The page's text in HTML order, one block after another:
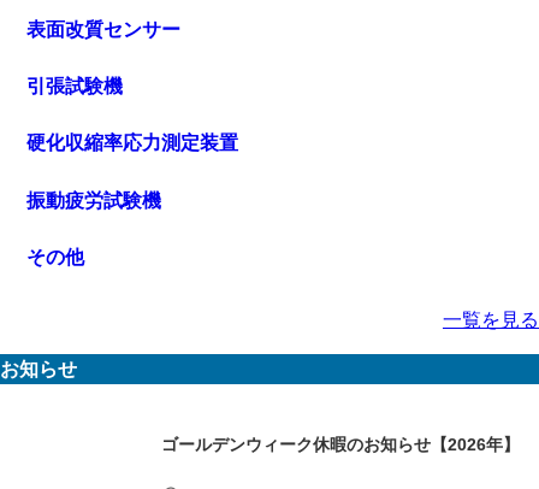
表面改質センサー
引張試験機
硬化収縮率応力測定装置
振動疲労試験機
その他
一覧を見る
お知らせ
ゴールデンウィーク休暇のお知らせ【2026年】